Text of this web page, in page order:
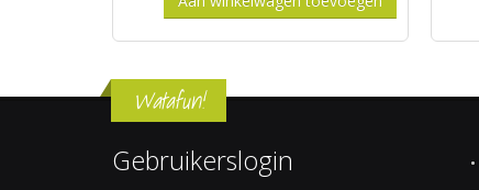
Watafun!
Gebruikerslogin